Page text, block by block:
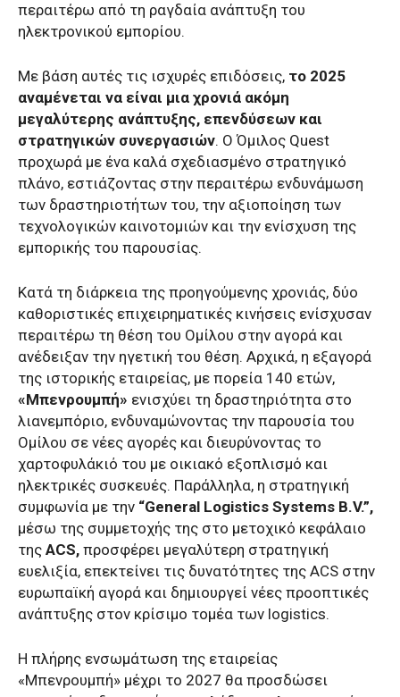
περαιτέρω από τη ραγδαία ανάπτυξη του
ηλεκτρονικού εμπορίου.
Με βάση αυτές τις ισχυρές επιδόσεις, το 2025
αναμένεται να είναι μια χρονιά ακόμη
μεγαλύτερης ανάπτυξης, επενδύσεων και
στρατηγικών συνεργασιών. Ο Όμιλος Quest
προχωρά με ένα καλά σχεδιασμένο στρατηγικό
πλάνο, εστιάζοντας στην περαιτέρω ενδυνάμωση
των δραστηριοτήτων του, την αξιοποίηση των
τεχνολογικών καινοτομιών και την ενίσχυση της
εμπορικής του παρουσίας.
Κατά τη διάρκεια της προηγούμενης χρονιάς, δύο
καθοριστικές επιχειρηματικές κινήσεις ενίσχυσαν
περαιτέρω τη θέση του Ομίλου στην αγορά και
ανέδειξαν την ηγετική του θέση. Αρχικά, η εξαγορά
της ιστορικής εταιρείας, με πορεία 140 ετών,
«Μπενρουμπή» ενισχύει τη δραστηριότητα στο
λιανεμπόριο, ενδυναμώνοντας την παρουσία του
Ομίλου σε νέες αγορές και διευρύνοντας το
χαρτοφυλάκιό του με οικιακό εξοπλισμό και
ηλεκτρικές συσκευές. Παράλληλα, η στρατηγική
συμφωνία με την “General Logistics Systems B.V.”,
μέσω της συμμετοχής της στο μετοχικό κεφάλαιο
της ACS, προσφέρει μεγαλύτερη στρατηγική
ευελιξία, επεκτείνει τις δυνατότητες της ACS στην
ευρωπαϊκή αγορά και δημιουργεί νέες προοπτικές
ανάπτυξης στον κρίσιμο τομέα των logistics.
Η πλήρης ενσωμάτωση της εταιρείας
«Μπενρουμπή» μέχρι το 2027 θα προσδώσει